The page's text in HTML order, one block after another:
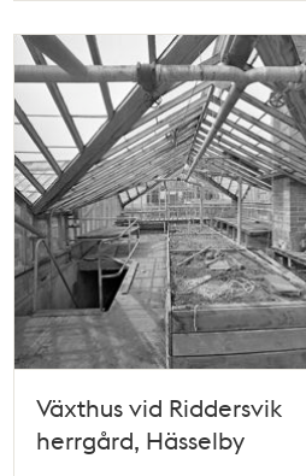
Växthus vid Riddersvik
herrgård, Hässelby